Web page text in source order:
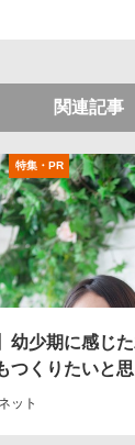
関連記事
幼少期に感じ
つくりたいと思
ット